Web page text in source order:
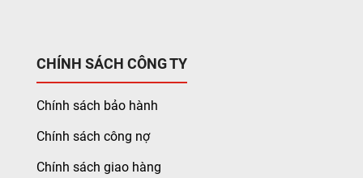
CHÍNH SÁCH CÔNG TY
Chính sách bảo hành
Chính sách công nợ
Chính sách giao hàng